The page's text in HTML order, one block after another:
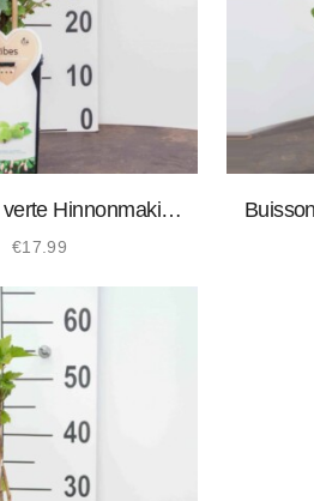
Hinnonmaki
biologique
€17.99